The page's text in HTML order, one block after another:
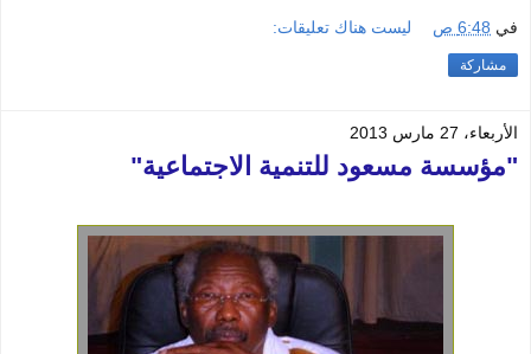
في 6:48 ص ليست هناك تعليقات:
مشاركة
الأربعاء، 27 مارس 2013
"مؤسسة مسعود للتنمية الاجتماعية"